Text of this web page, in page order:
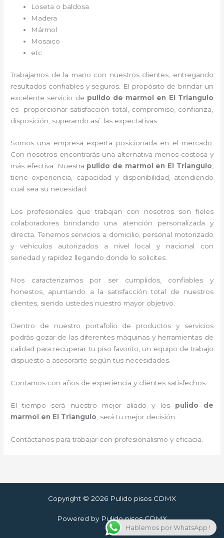
Loseta o baldosa
Madera
Mármol
Mosaico
etc
Trabajamos de la mano con nuestros clientes, entregando
resultados confiables y seguros. El propósito de brindar un
excelente servicio de pulido de marmol en El Triangulo
es proporcionar satisfacción total, compromiso, confianza,
disposición, superando así las expectativas.
Somos una empresa experta posicionada en el mercado.
Con nosotros encontrarás una alternativa menos costosa y
más efectiva. Nuestra pulido de marmol en El Triangulo,
tiene experiencia, capacidad y disponibilidad, atendiendo
cual sea su necesidad.
Los profesionales que trabajan con nosotros son fieles
colaboradores brindando una atención personalizada y
directa.Tenemos servicios a domicilio, personal motorizado
y vehículos autorizados a nivel local y nacional con
seriedad y rapidez llegando donde lo solicites.
Nos caracterizamos por ser cumplidos, confiables y
honestos, apuntando a la satisfacción total de nuestros
clientes, siendo ustedes nuestro mayor objetivo.
Dentro de nuestro portafolio de productos y servicios
podrás gozar de las diferentes máquinas y herramientas de
calidad para recuperar tu piso favorito, un equipo de trabajo
dispuesto a asesorarte según tus necesidades.
Contamos con años de experiencia y clientes satisfechos.
El tiempo será nuestro mejor aliado y los pulido de
marmol
en El Triangulo , será tu mejor decisión.
Contáctanos para trabajar con profesionalismo y eficacia.
Copyright © 2026 Pulido pisos CDMX
Powered by Pulido pisos CDMX
Hablemos por WhatsApp !